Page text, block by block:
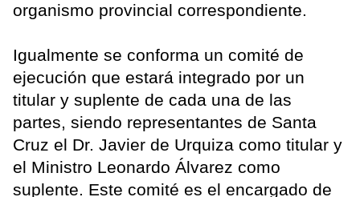
organismo provincial correspondiente.
Igualmente se conforma un comité de
ejecución que estará integrado por un
titular y suplente de cada una de las
partes, siendo representantes de Santa
Cruz el Dr. Javier de Urquiza como titular y
el Ministro Leonardo Álvarez como
suplente. Este comité es el encargado de